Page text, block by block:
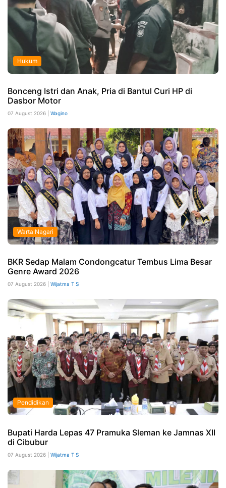
Hukum
Bonceng Istri dan Anak, Pria di Bantul Curi HP di
Dasbor Motor
07 August 2026 | Wagino
Warta Nagari
BKR Sedap Malam Condongcatur Tembus Lima Besar
Genre Award 2026
07 August 2026 | Wijatma T S
Pendidikan
Bupati Harda Lepas 47 Pramuka Sleman ke Jamnas XII
di Cibubur
07 August 2026 | Wijatma T S